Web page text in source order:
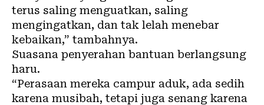
terus saling menguatkan, saling
mengingatkan, dan tak lelah menebar
kebaikan,” tambahnya.
Suasana penyerahan bantuan berlangsung
haru.
“Perasaan mereka campur aduk, ada sedih
karena musibah, tetapi juga senang karena